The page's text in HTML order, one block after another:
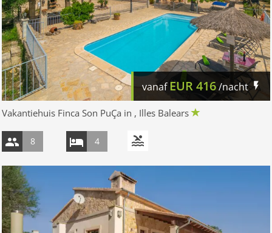
vanafEUR416/nacht
Vakantiehuis Finca Son PuÇa in , Illes Balears
8 4